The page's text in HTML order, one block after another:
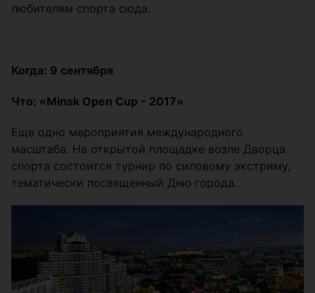
любителям спорта сюда.
Когда: 9 сентября
Что: «Minsk Open Cup - 2017»
Еще одно мероприятия международного
масштаба. На открытой площадке возле Дворца
спорта состоится турнир по силовому экстриму,
тематически посвященный Дню города.